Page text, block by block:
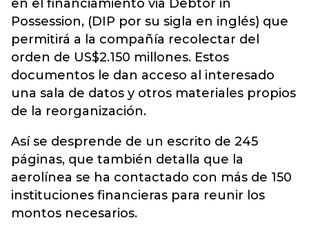
en el financiamiento via Debtor in
Possession, (DIP por su sigla en inglés) que
permitirá a la compañía recolectar del
orden de US$2.150 millones. Estos
documentos le dan acceso al interesado
una sala de datos y otros materiales propios
de la reorganización.
Así se desprende de un escrito de 245
páginas, que también detalla que la
aerolínea se ha contactado con más de 150
instituciones financieras para reunir los
montos necesarios.